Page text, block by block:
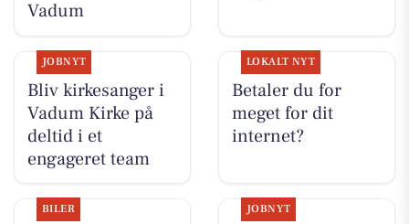
Vadum
JOBNYT
Bliv kirkesanger i
Vadum Kirke på
deltid i et
engageret team
LOKALT NYT
Betaler du for
meget for dit
internet?
BILER JOBNYT